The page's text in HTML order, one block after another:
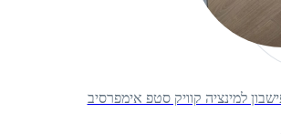
למינציה קוויק סטפ אימפרסיב